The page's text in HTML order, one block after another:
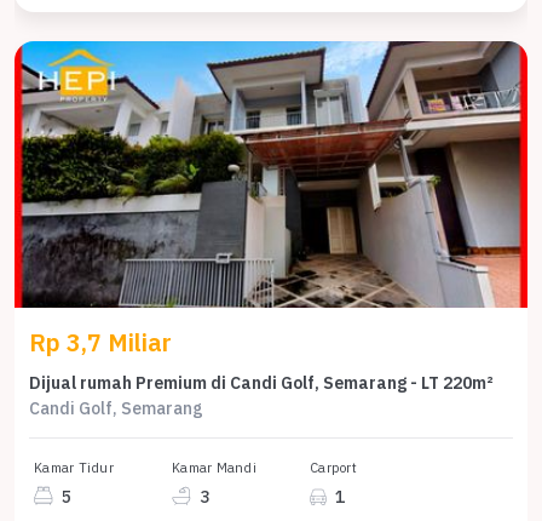
Rp 3,7 Miliar
Dijual rumah Premium di Candi Golf, Semarang - LT 220m²
Candi Golf, Semarang
Kamar Tidur
5
Kamar Mandi
3
Carport
1